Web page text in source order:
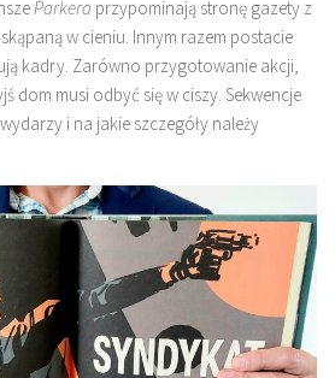
Parkera przypominają stronę gazety z
w cieniu. Innym razem postacie
kadry. Zarówno przygotowanie akcji,
dom musi odbyć się w ciszy. Sekwencje
i na jakie szczegóły należy